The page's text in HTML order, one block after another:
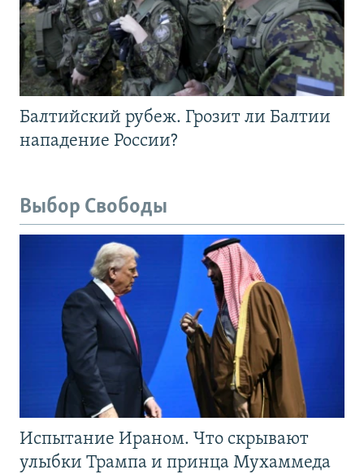
Балтийский рубеж. Грозит ли Балтии
нападение России?
Выбор Свободы
Испытание Ираном. Что скрывают
улыбки Трампа и принца Мухаммеда